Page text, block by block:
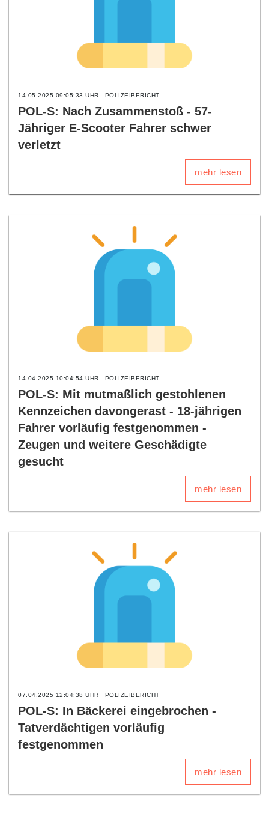
14.05.2025 09:05:33 UHR POLIZEIBERICHT
POL-S: Nach Zusammenstoß - 57-
Jähriger E-Scooter Fahrer schwer
verletzt
mehr lesen
14.04.2025 10:04:54 UHR POLIZEIBERICHT
POL-S: Mit mutmaßlich gestohlenen
Kennzeichen davongerast - 18-jährigen
Fahrer vorläufig festgenommen -
Zeugen und weitere Geschädigte
gesucht
mehr lesen
07.04.2025 12:04:38 UHR POLIZEIBERICHT
POL-S: In Bäckerei eingebrochen -
Tatverdächtigen vorläufig
festgenommen
mehr lesen